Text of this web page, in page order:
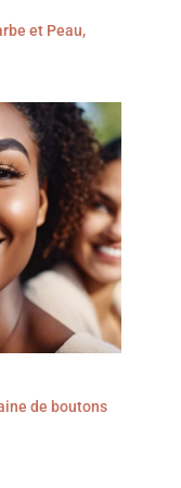
et Peau,
de boutons